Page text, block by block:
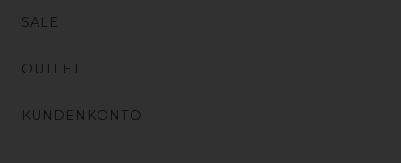
SALE
OUTLET
KUNDENKONTO